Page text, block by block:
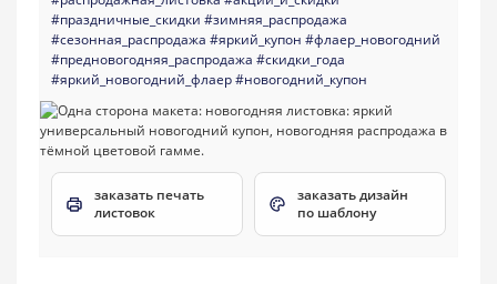
#праздничные_скидки #зимняя_распродажа
#сезонная_распродажа #яркий_купон #флаер_новогодний
#предновогодняя_распродажа #скидки_года
#яркий_новогодний_флаер#новогодний_купон
заказать печать
листовок
заказать дизайн
по шаблону